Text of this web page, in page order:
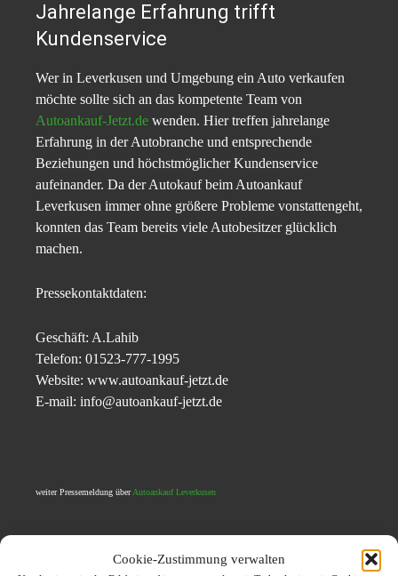
Cookie-Zustimmung verwalten
Jahrelange Erfahrung trifft
Kundenservice
Wer in Leverkusen und Umgebung ein Auto verkaufen
möchte sollte sich an das kompetente Team von
Autoankauf-Jetzt.de wenden. Hier treffen jahrelange
Erfahrung in der Autobranche und entsprechende
Beziehungen und höchstmöglicher Kundenservice
aufeinander. Da der Autokauf beim Autoankauf
Leverkusen immer ohne größere Probleme vonstattengeht,
konnten das Team bereits viele Autobesitzer glücklich
machen.
Pressekontaktdaten:
Geschäft: A.Lahib
Telefon: 01523-777-1995
Website: www.autoankauf-jetzt.de
E-mail: info@autoankauf-jetzt.de
weiter Pressemeldung überAutoankauf Leverkusen